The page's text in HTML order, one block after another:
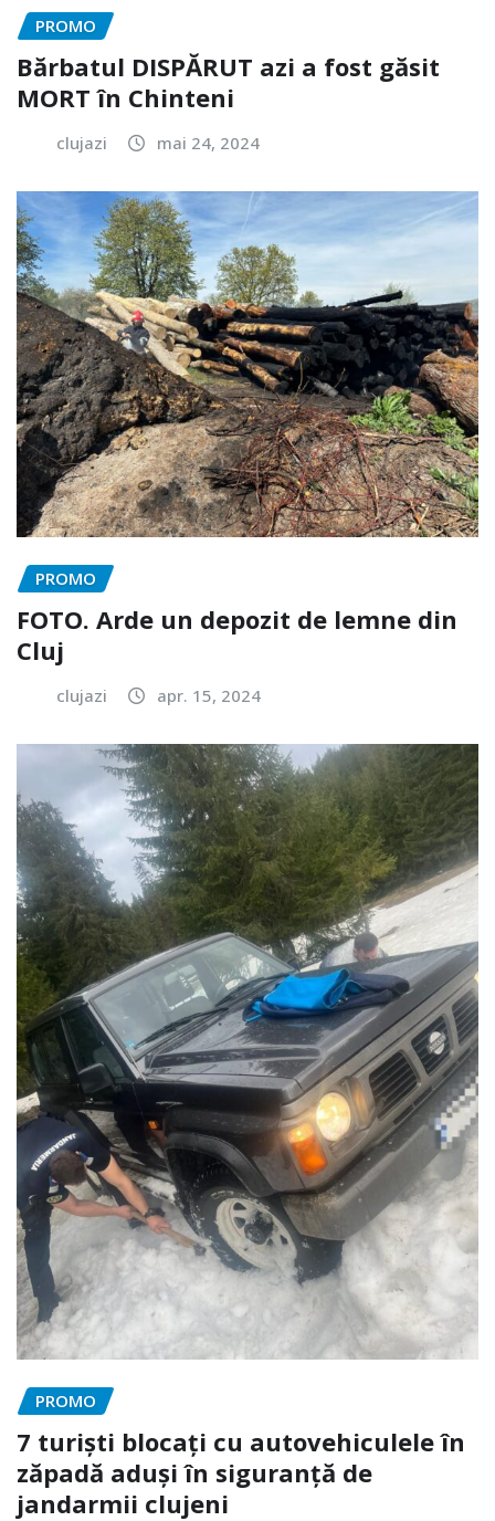
PROMO
Bărbatul DISPĂRUT azi a fost găsit
MORT în Chinteni
clujazi mai 24, 2024
PROMO
FOTO. Arde un depozit de lemne din
Cluj
clujazi apr. 15, 2024
PROMO
7 turiști blocați cu autovehiculele în
zăpadă aduși în siguranță de
jandarmii clujeni